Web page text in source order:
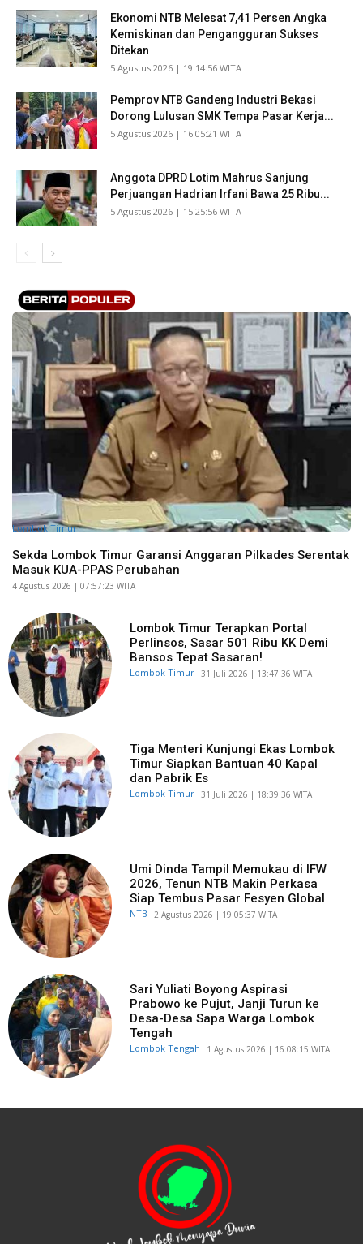
Ekonomi NTB Melesat 7,41 Persen Angka
Kemiskinan dan Pengangguran Sukses
Ditekan
​5 Agustus 2026 | 19:14:56 WITA
Pemprov NTB Gandeng Industri Bekasi
Dorong Lulusan SMK Tempa Pasar Kerja...
​5 Agustus 2026 | 16:05:21 WITA
Anggota DPRD Lotim Mahrus Sanjung
Perjuangan Hadrian Irfani Bawa 25 Ribu...
​5 Agustus 2026 | 15:25:56 WITA
Lombok Timur
Sekda Lombok Timur Garansi Anggaran Pilkades Serentak
Masuk KUA-PPAS Perubahan
​4 Agustus 2026 | 07:57:23 WITA
Lombok Timur Terapkan Portal
Perlinsos, Sasar 501 Ribu KK Demi
Bansos Tepat Sasaran!
Lombok Timur ​31 Juli 2026 | 13:47:36 WITA
Tiga Menteri Kunjungi Ekas Lombok
Timur Siapkan Bantuan 40 Kapal
dan Pabrik Es
Lombok Timur ​31 Juli 2026 | 18:39:36 WITA
Umi Dinda Tampil Memukau di IFW
2026, Tenun NTB Makin Perkasa
Siap Tembus Pasar Fesyen Global
NTB ​2 Agustus 2026 | 19:05:37 WITA
Sari Yuliati Boyong Aspirasi
Prabowo ke Pujut, Janji Turun ke
Desa-Desa Sapa Warga Lombok
Tengah
Lombok Tengah ​1 Agustus 2026 | 16:08:15 WITA